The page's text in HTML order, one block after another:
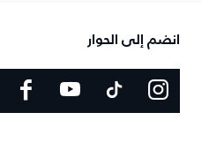
انضم إلى الحوار